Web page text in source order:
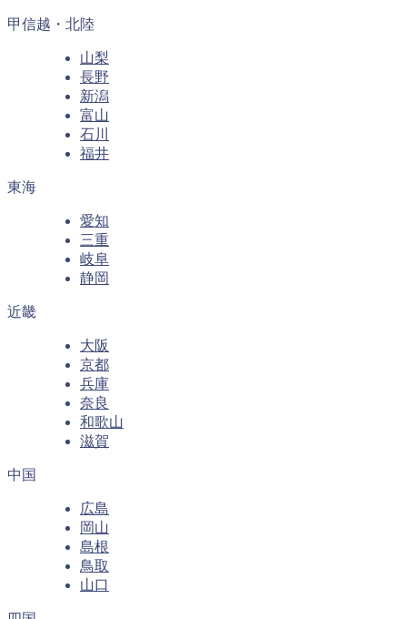
甲信越・北陸
山梨
長野
新潟
富山
石川
福井
東海
愛知
三重
岐阜
静岡
近畿
大阪
京都
兵庫
奈良
和歌山
滋賀
中国
広島
岡山
島根
鳥取
山口